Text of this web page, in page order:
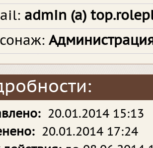
admin (a)
20.01.2014 15:13
20.01.2014 17:24